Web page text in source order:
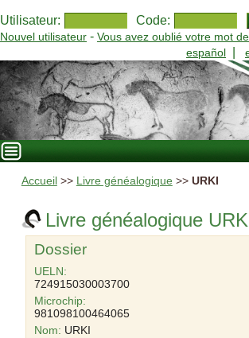
Utilisateur: Code:
Nouvel utilisateur - Vous avez oublié votre mot
español
Accueil >> Livre généalogique >> URKI
Livre généalogique
Dossier
UELN:
724915030003700
Microchip:
981098100464065
Nom: URKI